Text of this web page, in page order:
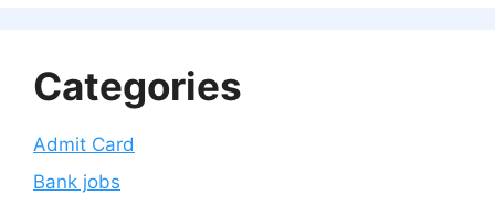
Categories
Admit Card
Bank jobs